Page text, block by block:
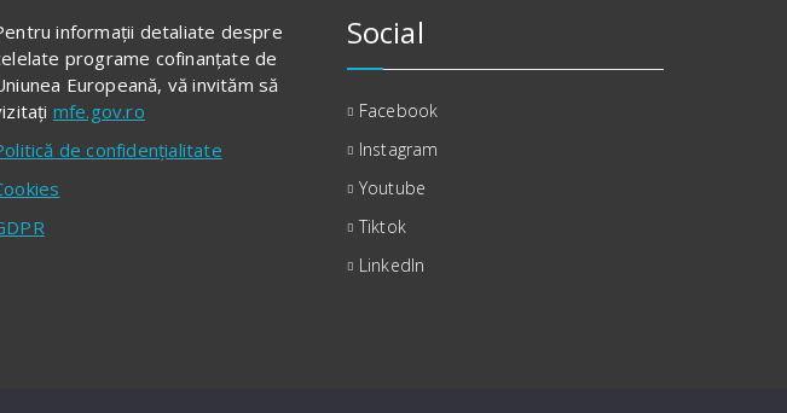
informații detaliate despre
programe cofinanțate de
Europeană, vă invităm să
mfe.gov.ro
de confidențialitate
Social
Facebook
Instagram
Youtube
Tiktok
LinkedIn